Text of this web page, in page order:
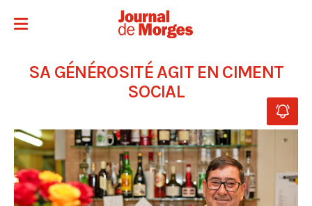
SA GÉNÉROSITÉ AGIT EN CIMENT
SOCIAL